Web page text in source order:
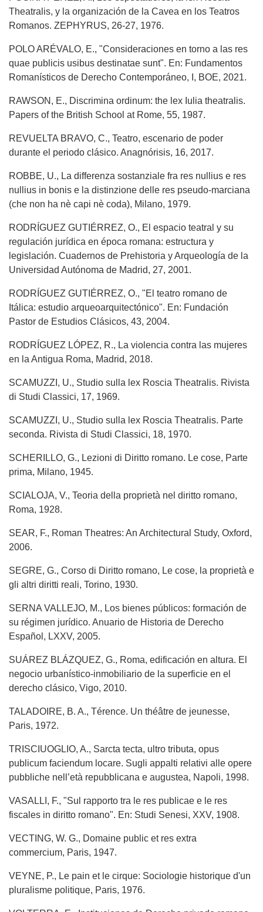
Theatralis, y la organización de la Cavea en los Teatros
Romanos. ZEPHYRUS, 26-27, 1976.
POLO ARÉVALO, E., "Consideraciones en torno a las res
quae publicis usibus destinatae sunt". En: Fundamentos
Romanísticos de Derecho Contemporáneo, I, BOE, 2021.
RAWSON, E., Discrimina ordinum: the lex Iulia theatralis.
Papers of the British School at Rome, 55, 1987.
REVUELTA BRAVO, C., Teatro, escenario de poder
durante el periodo clásico. Anagnórisis, 16, 2017.
ROBBE, U., La differenza sostanziale fra res nullius e res
nullius in bonis e la distinzione delle res pseudo-marciana
(che non ha nè capi nè coda), Milano, 1979.
RODRÍGUEZ GUTIÉRREZ, O., El espacio teatral y su
regulación jurídica en época romana: estructura y
legislación. Cuadernos de Prehistoria y Arqueología de la
Universidad Autónoma de Madrid, 27, 2001.
RODRÍGUEZ GUTIÉRREZ, O., "El teatro romano de
Itálica: estudio arqueoarquitectónico". En: Fundación
Pastor de Estudios Clásicos, 43, 2004.
RODRÍGUEZ LÓPEZ, R., La violencia contra las mujeres
en la Antigua Roma, Madrid, 2018.
SCAMUZZI, U., Studio sulla lex Roscia Theatralis. Rivista
di Studi Classici, 17, 1969.
SCAMUZZI, U., Studio sulla lex Roscia Theatralis. Parte
seconda. Rivista di Studi Classici, 18, 1970.
SCHERILLO, G., Lezioni di Diritto romano. Le cose, Parte
prima, Milano, 1945.
SCIALOJA, V., Teoria della proprietà nel diritto romano,
Roma, 1928.
SEAR, F., Roman Theatres: An Architectural Study, Oxford,
2006.
SEGRE, G., Corso di Diritto romano, Le cose, la proprietà e
gli altri diritti reali, Torino, 1930.
SERNA VALLEJO, M., Los bienes públicos: formación de
su régimen jurídico. Anuario de Historia de Derecho
Español, LXXV, 2005.
SUÁREZ BLÁZQUEZ, G., Roma, edificación en altura. El
negocio urbanístico-inmobiliario de la superficie en el
derecho clásico, Vigo, 2010.
TALADOIRE, B. A., Térence. Un théâtre de jeunesse,
Paris, 1972.
TRISCIUOGLIO, A., Sarcta tecta, ultro tributa, opus
publicum faciendum locare. Sugli appalti relativi alle opere
pubbliche nell’età repubblicana e augustea, Napoli, 1998.
VASALLI, F., "Sul rapporto tra le res publicae e le res
fiscales in diritto romano". En: Studi Senesi, XXV, 1908.
VECTING, W. G., Domaine public et res extra
commercium, Paris, 1947.
VEYNE, P., Le pain et le cirque: Sociologie historique d'un
pluralisme politique, Paris, 1976.